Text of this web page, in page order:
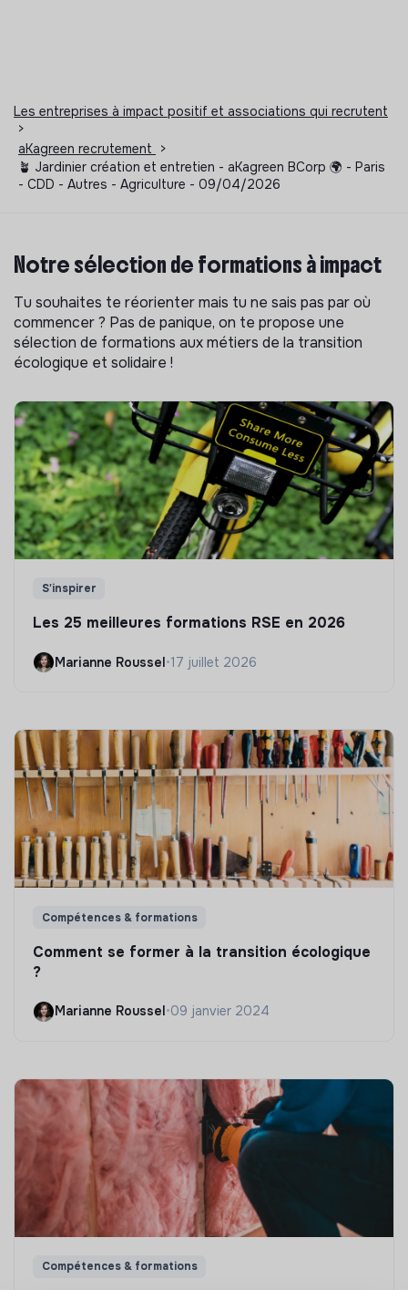
Les entreprises à impact positif et associations qui recrutent
>
aKagreen recrutement
>
🪴 Jardinier création et entretien - aKagreen BCorp 🌍 - Paris
- CDD - Autres - Agriculture - 09/04/2026
Notre sélection de formations à impact
Tu souhaites te réorienter mais tu ne sais pas par où
commencer ? Pas de panique, on te propose une
sélection de formations aux métiers de la transition
écologique et solidaire !
S'inspirer
Les 25 meilleures formations RSE en 2026
Marianne Roussel•17 juillet 2026
Compétences & formations
Comment se former à la transition écologique
?
Marianne Roussel •09 janvier 2024
Compétences & formations